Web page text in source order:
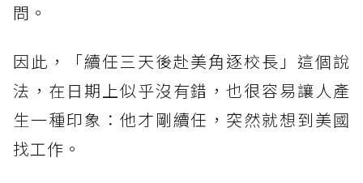
問。
因此，「續任三天後赴美角逐校長」這個說
法，在日期上似乎沒有錯，也很容易讓人產
生一種印象：他才剛續任，突然就想到美國
找工作。